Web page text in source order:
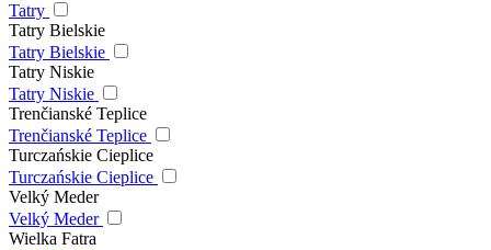
Tatry
Tatry Bielskie
Tatry Bielskie
Tatry Niskie
Tatry Niskie
Trenčianské Teplice
Trenčianské Teplice
Turczańskie Cieplice
Turczańskie Cieplice
Velký Meder
Velký Meder
Wielka Fatra